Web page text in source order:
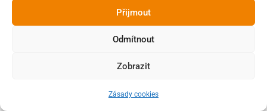
Přijmout
Odmítnout
Zobrazit
Zásady cookies
Dejdarovi